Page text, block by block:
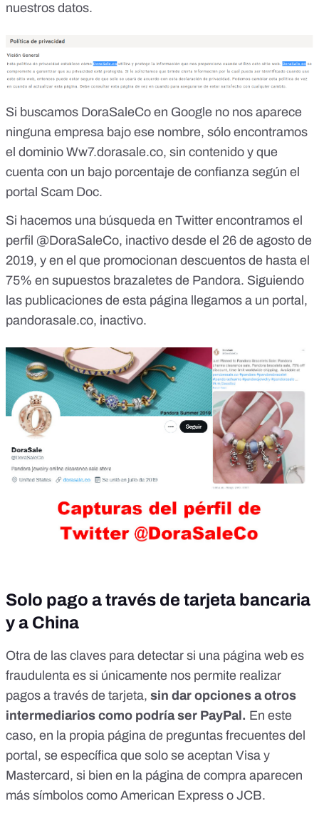
nuestros datos.
Si buscamos DoraSaleCo en Google no nos aparece
ninguna empresa bajo ese nombre, sólo encontramos
el dominio Ww7.dorasale.co, sin contenido y que
cuenta con un bajo porcentaje de confianza según el
portal Scam Doc.
Si hacemos una búsqueda en Twitter encontramos el
perfil @DoraSaleCo, inactivo desde el 26 de agosto de
2019, y en el que promocionan descuentos de hasta el
75% en supuestos brazaletes de Pandora. Siguiendo
las publicaciones de esta página llegamos a un portal,
pandorasale.co, inactivo.
Solo pago a través de tarjeta bancaria
y a China
Otra de las claves para detectar si una página web es
fraudulenta es si únicamente nos permite realizar
pagos a través de tarjeta, sin dar opciones a otros
intermediarios como podría ser PayPal. En este
caso, en la propia página de preguntas frecuentes del
portal, se específica que solo se aceptan Visa y
Mastercard, si bien en la página de compra aparecen
más símbolos como American Express o JCB.